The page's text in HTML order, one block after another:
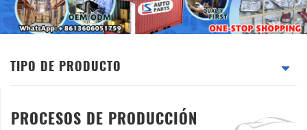
TIPO DE PRODUCTO
PROCESOS DE PRODUCCIÓN